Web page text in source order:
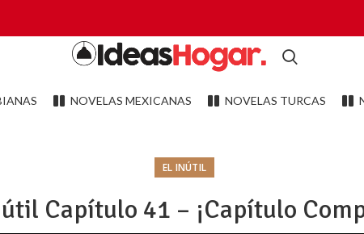
NOVELAS MEXICANAS NOVELAS TURCAS
EL INÚTIL
Capítulo 41 – ¡Capítulo